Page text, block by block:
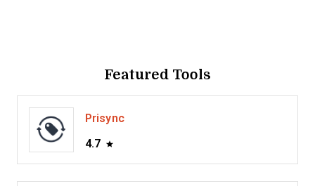
Featured Tools
Prisync
4.7